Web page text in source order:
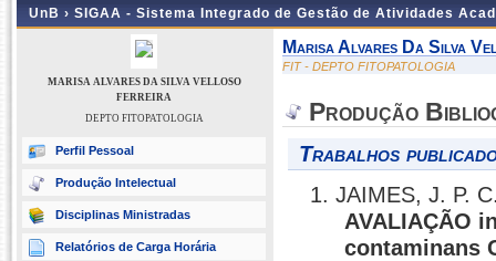
UnB › SIGAA - Sistema Integrado de Gestão de Atividades
MARISA ALVARES DA SILVA VELLOSO
FERREIRA
DEPTO FITOPATOLOGIA
Perfil Pessoal
Produção Intelectual
Disciplinas Ministradas
Relatórios de Carga Horária
Marisa Alvares Da Silva
FIT - DEPTO FITOPATOLOGIA
Produção
Trabalhos
1. JAIMES, J. P.
AVALIAÇÃO
contaminans